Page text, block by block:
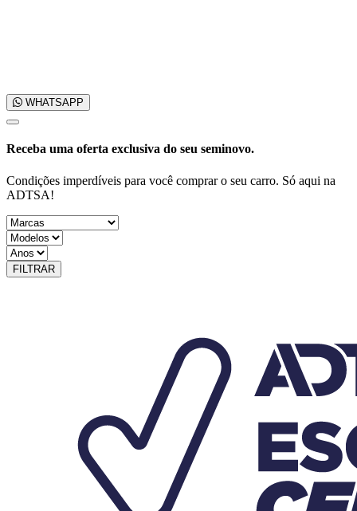
WHATSAPP
Receba uma oferta exclusiva do seu seminovo.
Condições imperdíveis para você comprar o seu carro. Só aqui na
ADTSA!
FILTRAR